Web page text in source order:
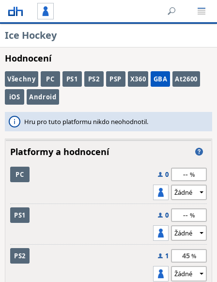
Ice Hockey
Hodnocení
Všechny PC PS1 PS2 PSP X360 GBA At2600
iOS Android
Hru pro tuto platformu nikdo neohodnotil.
Platformy a hodnocení
PC 0 --
PS1 0 --
PS2 1 45